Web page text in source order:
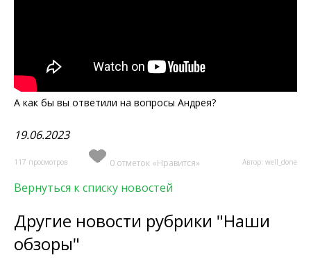
А как бы вы ответили на вопросы Андрея?
19.06.2023
117 просмотров 0 отметок «Нравится» Автор: well_done
Вернуться к списку новостей
Другие новости рубрики "Наши
обзоры"